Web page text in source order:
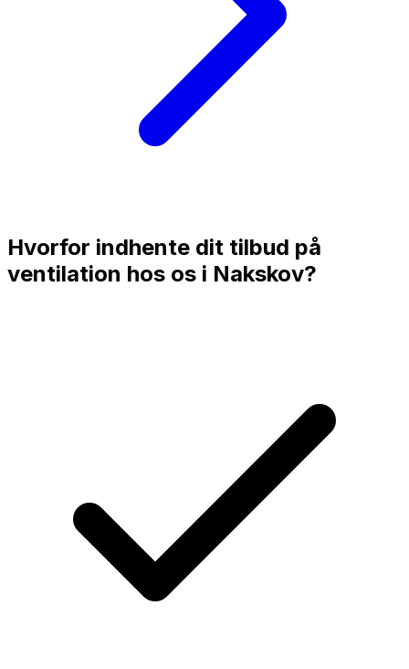
Hvorfor indhente dit tilbud på
ventilation hos os i Nakskov?